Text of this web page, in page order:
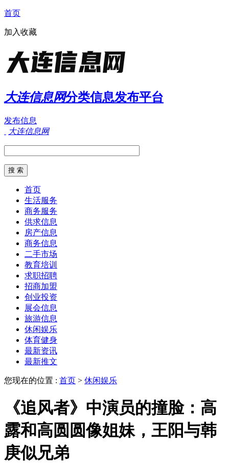
首页
加入收藏
大连信息网分类信息发布平台
发布信息
大连信息网
首页
生活服务
商务服务
供求信息
房产信息
商务信息
二手市场
教育培训
求职招聘
招商加盟
创业投资
展会信息
旅游信息
休闲娱乐
体育健身
最新资讯
最新推文
您现在的位置 : 首页 > 休闲娱乐
《追风者》中演员的撞脸：高
露和高圆圆像姐妹，王阳与韩
庚似兄弟